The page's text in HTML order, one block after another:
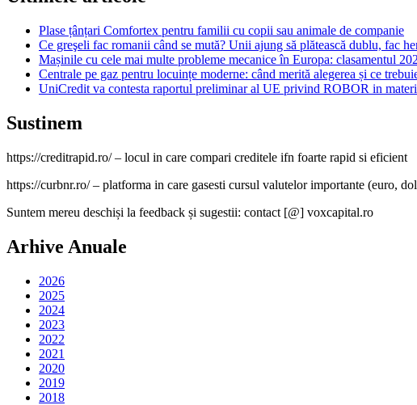
Plase țânțari Comfortex pentru familii cu copii sau animale de companie
Ce greşeli fac romanii când se mută? Unii ajung să plătească dublu, fac
Mașinile cu cele mai multe probleme mecanice în Europa: clasamentul
Centrale pe gaz pentru locuințe moderne: când merită alegerea și ce
UniCredit va contesta raportul preliminar al UE privind ROBOR in
Sustinem
https://creditrapid.ro/ – locul in care compari creditele ifn foarte rapid si eficient
https://curbnr.ro/ – platforma in care gasesti cursul valutelor importante (euro,
Suntem mereu deschiși la feedback și sugestii: contact [@] voxcapital.ro
Arhive Anuale
2026
2025
2024
2023
2022
2021
2020
2019
2018